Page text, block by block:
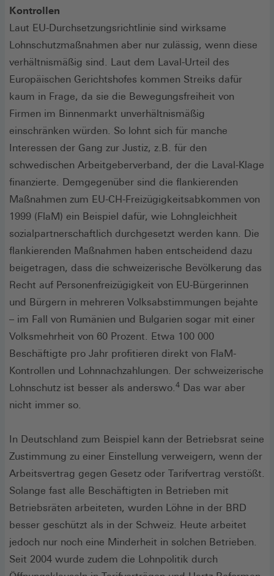
Kontrollen
Laut EU-Durchsetzungsrichtlinie sind wirksame
Lohnschutzmaßnahmen aber nur zulässig, wenn diese
verhältnismäßig sind. Laut dem Laval-Urteil des
Europäischen Gerichtshofes kommen Streiks dafür
kaum in Frage, da sie die Bewegungsfreiheit von
Firmen im Binnenmarkt unverhältnismäßig
einschränken würden. So lohnt sich für manche
Interessen der Gang zur Justiz, z.B. für den
schwedischen Arbeitgeberverband, der die Laval-Klage
finanzierte. Demgegenüber sind die flankierenden
Maßnahmen zum EU-CH-Freizügigkeitsabkommen von
1999 (FlaM) ein Beispiel dafür, wie Lohngleichheit
sozialpartnerschaftlich durchgesetzt werden kann. Die
flankierenden Maßnahmen haben entscheidend dazu
beigetragen, dass die schweizerische Bevölkerung das
Recht auf Personenfreizügigkeit von EU-Bürgerinnen
und Bürgern in mehreren Volksabstimmungen bejahte
– im Fall von Rumänien und Bulgarien sogar mit einer
Volksmehrheit von 60 Prozent. Etwa 100 000
Beschäftigte pro Jahr profitieren direkt von FlaM-
Kontrollen und Lohnnachzahlungen. Der schweizerische
Lohnschutz ist besser als anderswo. 4 Das war aber
nicht immer so.
In Deutschland zum Beispiel kann der Betriebsrat seine
Zustimmung zu einer Einstellung verweigern, wenn der
Arbeitsvertrag gegen Gesetz oder Tarifvertrag verstößt.
Solange fast alle Beschäftigten in Betrieben mit
Betriebsräten arbeiteten, wurden Löhne in der BRD
besser geschützt als in der Schweiz. Heute arbeitet
jedoch nur noch eine Minderheit in solchen Betrieben.
Seit 2004 wurde zudem die Lohnpolitik durch